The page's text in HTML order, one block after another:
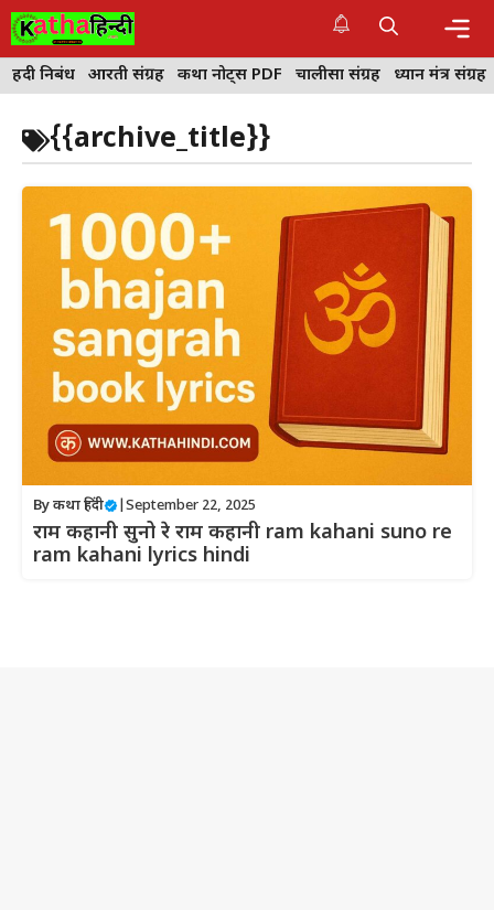
Skip
to
content
हिंदी निबंध आरती संग्रह कथा नोट्स PDF चालीसा संग्रह ध्यान मंत्र संग्रह
{{archive_title}}
Byकथा हिंदी September 22, 2025
राम कहानी सुनो रे राम कहानी ram kahani suno re
ram kahani lyrics hindi